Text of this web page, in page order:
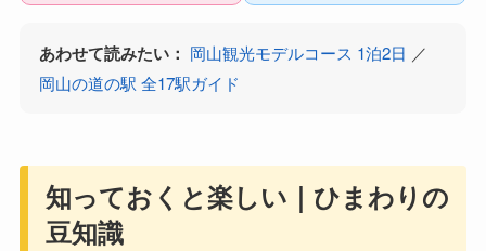
あわせて読みたい： 岡山観光モデルコース 1泊2日 ／
岡山の道の駅 全17駅ガイド
知っておくと楽しい｜ひまわりの
豆知識